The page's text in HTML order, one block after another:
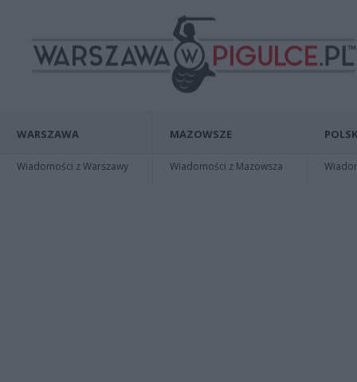
WARSZAWA
Wiadomości z Warszawy
MAZOWSZE
Wiadomości z Mazowsza